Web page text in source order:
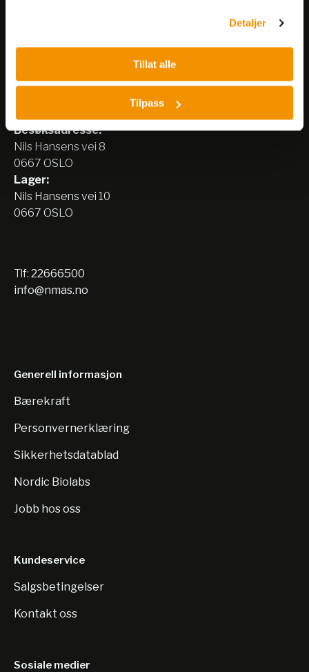
Detaljer
Tillat alle
Tilpass
Nerliens Meszansky AS
Besøksadresse:
Nils Hansens vei 8
0667 OSLO
Lager:
Nils Hansens vei 10
0667 OSLO
Tlf: 22666500
info@nmas.no
Generell informasjon
Bærekraft
Personvernerklæring
Sikkerhetsdatablad
Nordic Biolabs
Jobb hos oss
Kundeservice
Salgsbetingelser
Kontakt oss
Sosiale medier